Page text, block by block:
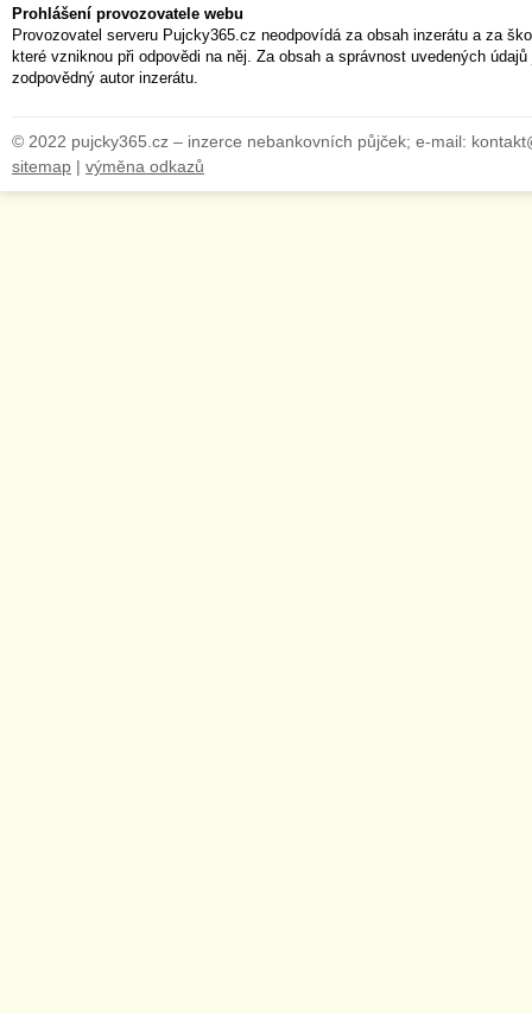
Prohlášení provozovatele webu
Provozovatel serveru Pujcky365.cz neodpovídá za obsah inzerátu a za
které vzniknou při odpovědi na něj. Za obsah a správnost uvedených
zodpovědný autor inzerátu.
© 2022 pujcky365.cz – inzerce nebankovních půjček; e-mail:
sitemap | výměna odkazů